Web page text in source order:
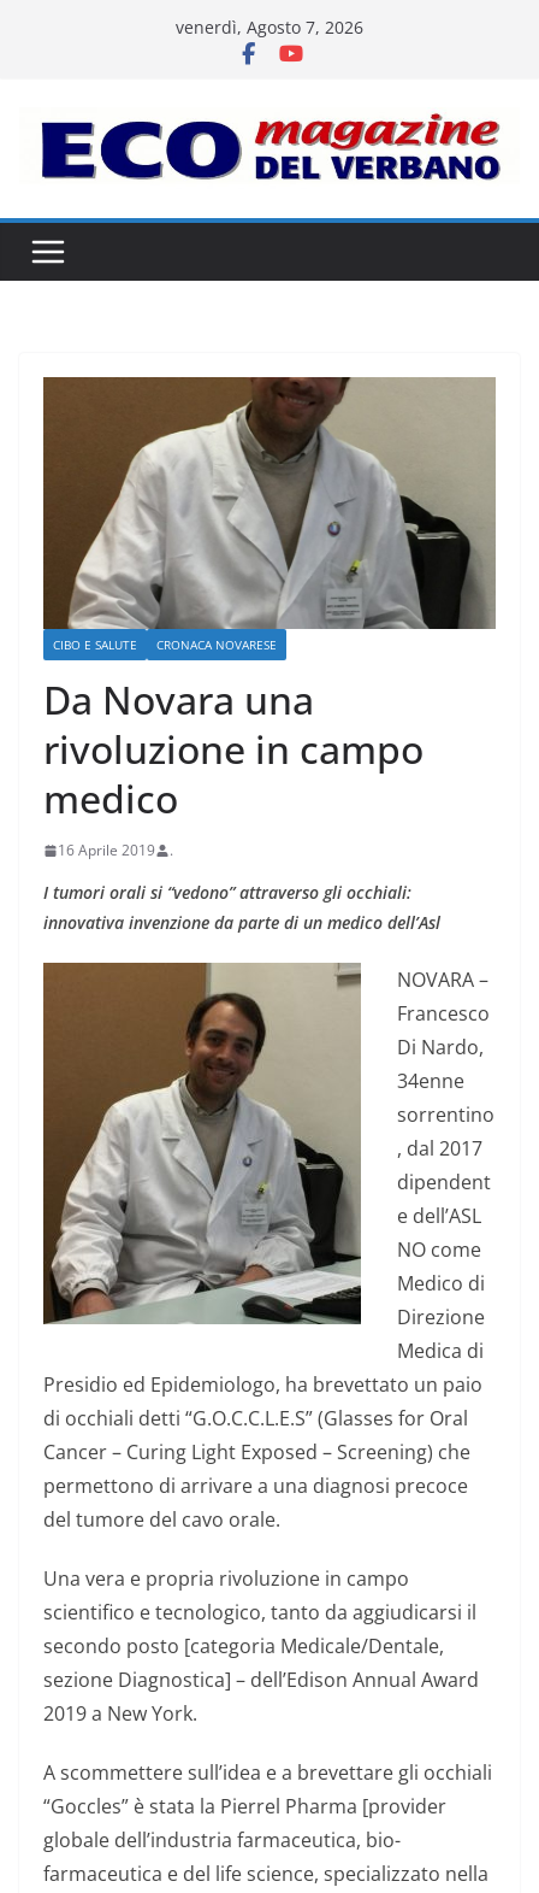
venerdì, Agosto 7, 2026
CIBO E SALUTE CRONACA NOVARESE
Da Novara una
rivoluzione in campo
medico
16 Aprile 2019 .
I tumori orali si “vedono” attraverso gli occhiali:
innovativa invenzione da parte di un medico dell’Asl
NOVARA –
Francesco
Di Nardo,
34enne
sorrentino
, dal 2017
dipendent
e dell’ASL
NO come
Medico di
Direzione
Medica di
Presidio ed Epidemiologo, ha brevettato un paio
di occhiali detti “G.O.C.C.L.E.S” (Glasses for Oral
Cancer – Curing Light Exposed – Screening) che
permettono di arrivare a una diagnosi precoce
del tumore del cavo orale.
Una vera e propria rivoluzione in campo
scientifico e tecnologico, tanto da aggiudicarsi il
secondo posto [categoria Medicale/Dentale,
sezione Diagnostica] – dell’Edison Annual Award
2019 a New York.
A scommettere sull’idea e a brevettare gli occhiali
“Goccles” è stata la Pierrel Pharma [provider
globale dell’industria farmaceutica, bio-
farmaceutica e del life science, specializzato nella